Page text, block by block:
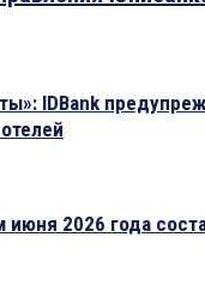
IDBank
2026 года